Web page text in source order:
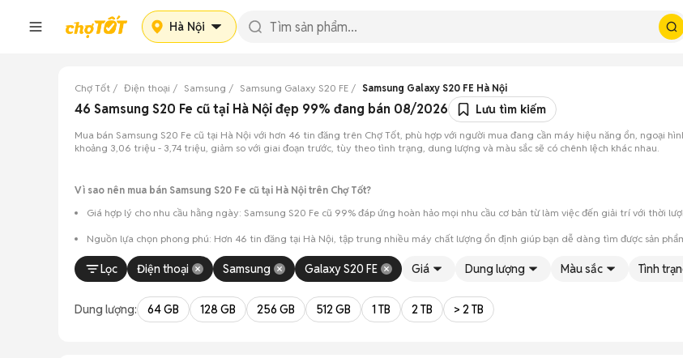
Hà Nội
Chợ Tốt Điện thoại Samsung Samsung Galaxy S20 FE Samsung Galaxy S20 FE Hà Nội
46 Samsung S20 Fe cũ tại Hà Nội đẹp 99% đang bán 08/2026 Lưu tìm kiếm
Mua bán Samsung S20 Fe cũ tại Hà Nội với hơn 46 tin đăng trên Chợ Tốt, phù hợp với người mua đang cần máy hiệu năng ổn, ngoại
khoảng 3,06 triệu - 3,74 triệu, giảm so với giai đoạn trước, tùy theo tình trạng, dung lượng và màu sắc sẽ có chênh lệch khác nhau.
Vì sao nên mua bán Samsung S20 Fe cũ tại Hà Nội trên Chợ Tốt?
Giá hợp lý cho nhu cầu hằng ngày: Samsung S20 Fe cũ 99% đáp ứng hoàn hảo mọi nhu cầu cơ bản từ làm việc đến giải trí với thời
Nguồn lựa chọn phong phú: Hơn 46 tin đăng tại Hà Nội, tập trung nhiều máy chất lượng ổn định giúp bạn dễ dàng tìm được sản
Chủ động kiểm tra máy: Dễ dàng hẹn gặp người bán để kiểm tra ngoại hình, màn hình và các chức năng của máy trước khi mua.
Lọc
Điện thoại Samsung Galaxy S20 FE Giá Dung lượng Màu sắc Tình
Dung lượng: 64 GB 128 GB 256 GB 512 GB 1 TB 2 TB > 2 TB